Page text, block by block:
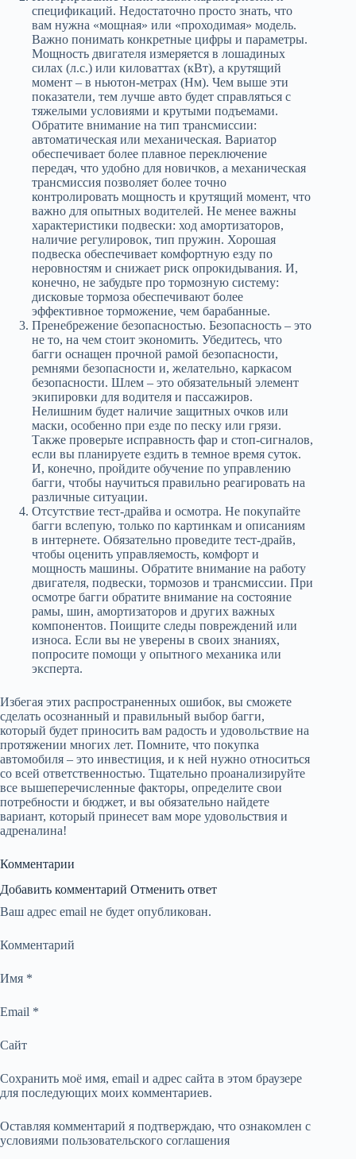
спецификаций. Недостаточно просто знать, что
вам нужна «мощная» или «проходимая» модель.
Важно понимать конкретные цифры и параметры.
Мощность двигателя измеряется в лошадиных
силах (л.с.) или киловаттах (кВт), а крутящий
момент – в ньютон-метрах (Нм). Чем выше эти
показатели, тем лучше авто будет справляться с
тяжелыми условиями и крутыми подъемами.
Обратите внимание на тип трансмиссии:
автоматическая или механическая. Вариатор
обеспечивает более плавное переключение
передач, что удобно для новичков, а механическая
трансмиссия позволяет более точно
контролировать мощность и крутящий момент, что
важно для опытных водителей. Не менее важны
характеристики подвески: ход амортизаторов,
наличие регулировок, тип пружин. Хорошая
подвеска обеспечивает комфортную езду по
неровностям и снижает риск опрокидывания. И,
конечно, не забудьте про тормозную систему:
дисковые тормоза обеспечивают более
эффективное торможение, чем барабанные.
Пренебрежение безопасностью. Безопасность – это
не то, на чем стоит экономить. Убедитесь, что
багги оснащен прочной рамой безопасности,
ремнями безопасности и, желательно, каркасом
безопасности. Шлем – это обязательный элемент
экипировки для водителя и пассажиров.
Нелишним будет наличие защитных очков или
маски, особенно при езде по песку или грязи.
Также проверьте исправность фар и стоп-сигналов,
если вы планируете ездить в темное время суток.
И, конечно, пройдите обучение по управлению
багги, чтобы научиться правильно реагировать на
различные ситуации.
Отсутствие тест-драйва и осмотра. Не покупайте
багги вслепую, только по картинкам и описаниям
в интернете. Обязательно проведите тест-драйв,
чтобы оценить управляемость, комфорт и
мощность машины. Обратите внимание на работу
двигателя, подвески, тормозов и трансмиссии. При
осмотре багги обратите внимание на состояние
рамы, шин, амортизаторов и других важных
компонентов. Поищите следы повреждений или
износа. Если вы не уверены в своих знаниях,
попросите помощи у опытного механика или
эксперта.
Избегая этих распространенных ошибок, вы сможете
сделать осознанный и правильный выбор багги,
который будет приносить вам радость и удовольствие на
протяжении многих лет. Помните, что покупка
автомобиля – это инвестиция, и к ней нужно относиться
со всей ответственностью. Тщательно проанализируйте
все вышеперечисленные факторы, определите свои
потребности и бюджет, и вы обязательно найдете
вариант, который принесет вам море удовольствия и
адреналина!
Комментарии
Добавить комментарий Отменить ответ
Ваш адрес email не будет опубликован.
Комментарий
Имя *
Email *
Сайт
Сохранить моё имя, email и адрес сайта в этом браузере
для последующих моих комментариев.
Оставляя комментарий я подтверждаю, что ознакомлен с
условиями пользовательского соглашения